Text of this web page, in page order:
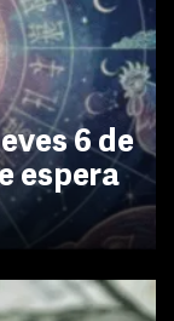
6 de
espera